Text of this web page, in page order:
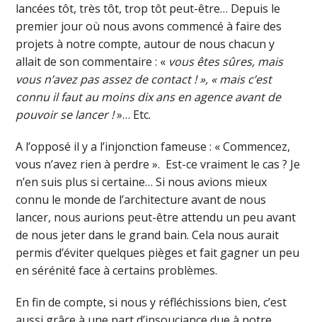
lancées tôt, très tôt, trop tôt peut-être… Depuis le
premier jour où nous avons commencé à faire des
projets à notre compte, autour de nous chacun y
allait de son commentaire : « vous êtes sûres, mais
vous n’avez pas assez de contact ! », « mais c’est
connu il faut au moins dix ans en agence avant de
pouvoir se lancer !»… Etc.
A l’opposé il y a l’injonction fameuse : « Commencez,
vous n’avez rien à perdre ». Est-ce vraiment le cas ? Je
n’en suis plus si certaine… Si nous avions mieux
connu le monde de l’architecture avant de nous
lancer, nous aurions peut-être attendu un peu avant
de nous jeter dans le grand bain. Cela nous aurait
permis d’éviter quelques pièges et fait gagner un peu
en sérénité face à certains problèmes.
En fin de compte, si nous y réfléchissions bien, c’est